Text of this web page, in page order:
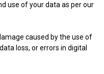
use of your data as per our
caused by the use of
loss, or errors in digital